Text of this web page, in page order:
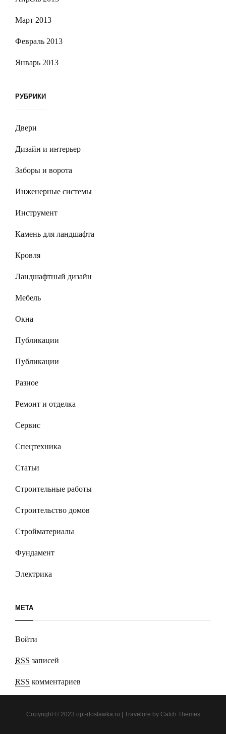
Март 2013
Февраль 2013
Январь 2013
РУБРИКИ
Двери
Дизайн и интерьер
Заборы и ворота
Инженерные системы
Инструмент
Камень для ландшафта
Кровля
Ландшафтный дизайн
Мебель
Окна
Публикации
Публикации
Разное
Ремонт и отделка
Сервис
Спецтехника
Статьи
Строительные работы
Строительство домов
Стройматериалы
Фундамент
Электрика
МЕТА
Войти
RSS записей
RSS комментариев
Copyright © 2023 opt-dostawka.ru | Travelore by Catch Themes